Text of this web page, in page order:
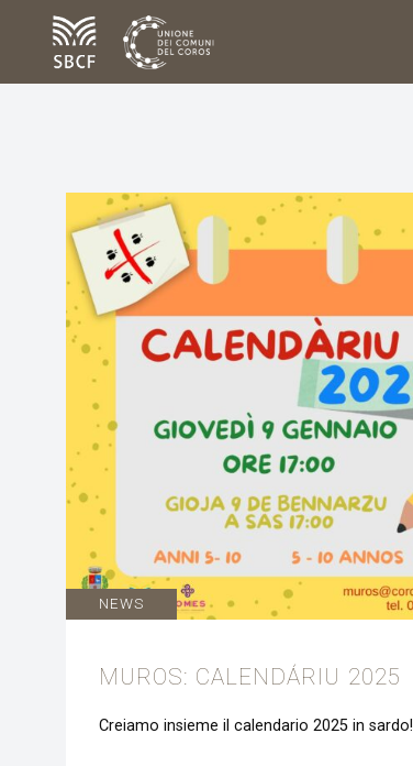
NEWS
MUROS: CALENDÁRIU 2025
Creiamo insieme il calendario 2025 in sardo!